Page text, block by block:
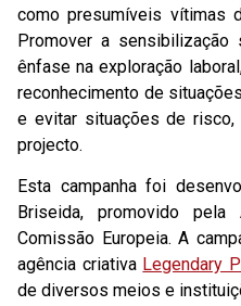
como presumíveis vítimas
Promover a sensibilização
ênfase na exploração
reconhecimento de
e evitar situações de
projecto.
Esta campanha foi
Briseida, promovido pela
Comissão Europeia. A
agência criativa Legendary
de diversos meios e